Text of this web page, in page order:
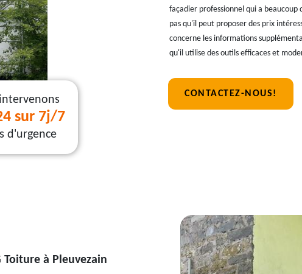
sur 7j/7
d'urgence
façadier professionnel qui a
pas qu'il peut proposer des prix
concerne les informations
qu'il utilise des outils efficaces et
CONTACTEZ-NOUS!
Toiture à Pleuvezain